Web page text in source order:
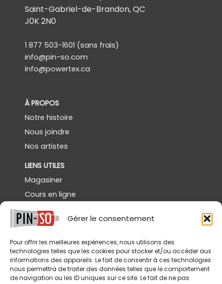
Gérer le consentement
Pour offrir les meilleures expériences, nous utilisons des
technologies telles que les cookies pour stocker et/ou accéder aux
informations des appareils. Le fait de consentir à ces technologies
nous permettra de traiter des données telles que le comportement
de navigation ou les ID uniques sur ce site. Le fait de ne pas
Saint-Gabriel-de-Brandon, QC
J0K 2N0
1 877 503-1601 (sans frais)
info@pin-so.com
info@powertex.ca
À PROPOS
Notre histoire
Nous joindre
Nos artistes
LIENS UTILES
Magasiner
Cours en ligne
Démos gratuites
Powertex Canada
SERVICES
Livraison